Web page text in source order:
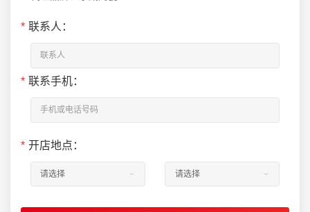
* 联系人：
* 联系手机：
* 开店地点：